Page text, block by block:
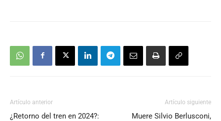
Artículo anterior
¿Retorno del tren en 2024?:
Artículo siguiente
Muere Silvio Berlusconi,